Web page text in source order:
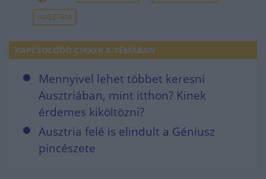
AUSZTRIA
KAPCSOLÓDÓ CIKKEK A TÉMÁBAN
Mennyivel lehet többet keresni
Ausztriában, mint itthon? Kinek
érdemes kiköltözni?
Ausztria felé is elindult a Géniusz
pincészete